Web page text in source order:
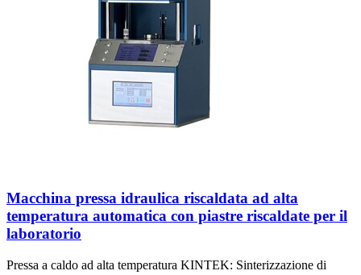
Macchina pressa idraulica riscaldata ad alta
temperatura automatica con piastre riscaldate per il
laboratorio
Pressa a caldo ad alta temperatura KINTEK: Sinterizzazione di